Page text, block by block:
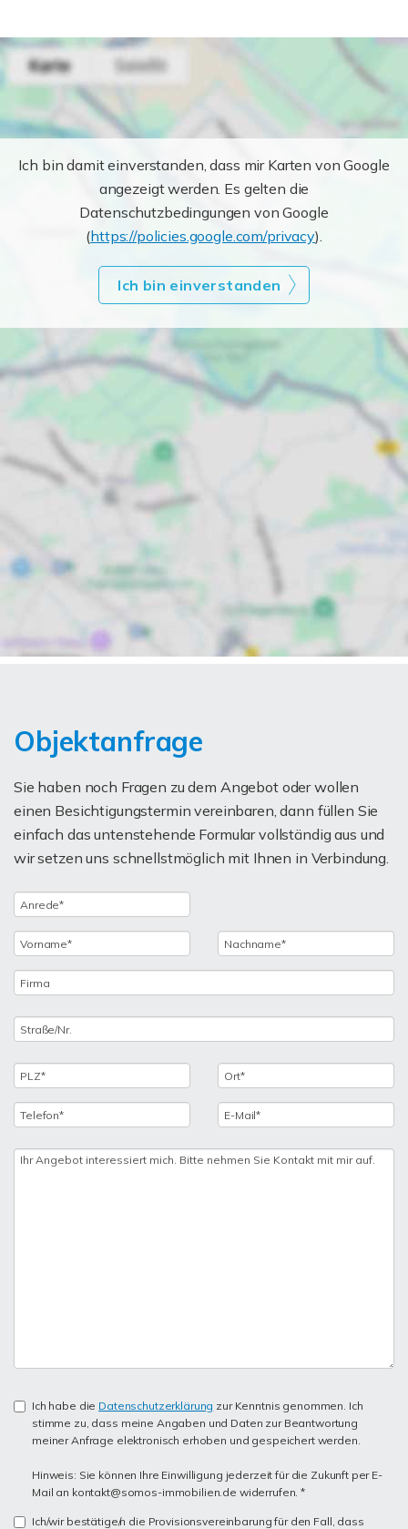
Ich bin damit einverstanden, dass mir Karten von Google
angezeigt werden. Es gelten die
Datenschutzbedingungen von Google
(https://policies.google.com/privacy).
Ich bin einverstanden
Objektanfrage
Sie haben noch Fragen zu dem Angebot oder wollen
einen Besichtigungstermin vereinbaren, dann füllen Sie
einfach das untenstehende Formular vollständig aus und
wir setzen uns schnellstmöglich mit Ihnen in Verbindung.
Ich habe die Datenschutzerklärung zur Kenntnis genommen. Ich
stimme zu, dass meine Angaben und Daten zur Beantwortung
meiner Anfrage elektronisch erhoben und gespeichert werden.
Hinweis: Sie können Ihre Einwilligung jederzeit für die Zukunft per E-
Mail an kontakt@somos-immobilien.de widerrufen. *
Ich/wir bestätige/n die Provisionsvereinbarung für den Fall, dass